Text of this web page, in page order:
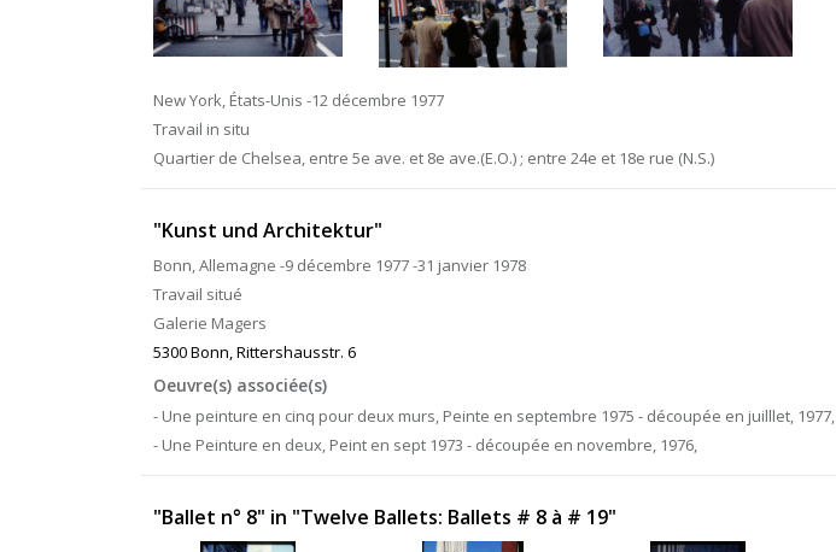
New York, États-Unis -12 décembre 1977
Travail in situ
Quartier de Chelsea, entre 5e ave. et 8e ave.(E.O.) ; entre 24e et 18e rue (N.S.)
"Kunst und Architektur"
Bonn, Allemagne -9 décembre 1977 -31 janvier 1978
Travail situé
Galerie Magers
5300 Bonn, Rittershausstr. 6
Oeuvre(s) associée(s)
- Une peinture en cinq pour deux murs, Peinte en septembre 1975 - découpée en juilllet, 1977,
- Une Peinture en deux, Peint en sept 1973 - découpée en novembre, 1976,
"Ballet n° 8" in "Twelve Ballets: Ballets # 8 à # 19"